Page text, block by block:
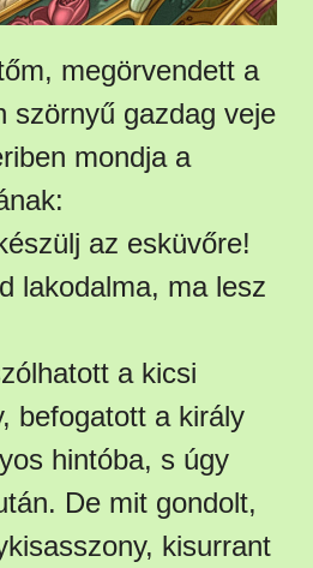
megörvendett a
szörnyű gazdag veje
mondja a
az esküvőre!
lakodalma, ma lesz
a kicsi
befogatott a király
hintóba, s úgy
De mit gondolt,
kisurrant